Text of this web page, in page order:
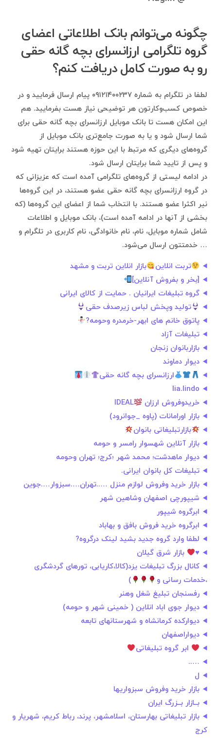
چگونه می‌توانم بانک اطلاعاتی اعضای
گروه تلگرامی ارزانسرای بچه گانه حقی
رو به صورت کامل دریافت کنم؟
لطفا در تلگرام به شماره ۰۹۱۲۱۴۰۰۲۳۷ پیام ارسال فرمایید و در
خصوص کسب‌وکارتون هر توضیحی نیاز هست بفرمایید. هم
این امکان هست تا بانک موبایل ارزانسرای بچه گانه حقی برای
شما ارسال شود و یا به صورت جامع‌تری بانک موبایل از
گروه‌های دیگری که مرتبط با این حوزه هستند برایتان تهیه شود
و پس از تایید شما برایتان ارسال شود.
در ادامه لیستی از گروه‌های تلگرامی آمده است که عزیزانی که
در گروه ارزانسرای بچه گانه حقی عضو هستند، در این گروه‌ها
نیر اکثرا عضو هستند. با انتخاب شما از اعضای این گروه‌ها (که
بخشی از آنها در ادامه آمده است)، بانک موبایل و اطلاعات
شامل شماره موبایل، نام، نام خانوادگی، نام کاربری در تلگرام و
… خدمتتون ارسال می‌شود.
تربت انلاین
بازار انلاین تربت و مشهد
[بخر و بفروش آنلاین]
گروه تبلیغات ایرانیان . حمایت از کالای ایرانی
تولید وپخش لباس زیرصدف حقی
پاتوق خانم های ابهر-خرمدره وحومه?
تبلیغات آزاد
بازاربانوان زنجان
دیوار دماوند
ارزانسرای بچه گانه حقی
lia.lindo
خریدوفروش ارزان
⁩IDEAL
بازار اورامانات (پاوه _جوانرود)
بازارتبلیغاتی بانوان
بازار آنلاین شهسوار رامسر و حومه
دیوار ماهدشت؛ محمد شهر ؛کرج؛ تهران وحومه
تبلیغات کل بانوان ایرانی.
بازار خرید وفروش لوازم منزل …..تهران….سبزوار….جوین
شیپورچی اصفهان وشاهین شهر
ابرگروه شيپور
ابرگروه خرید فروش بافق و بهاباد
لطفا وارد گروه جدید بشید لینک درگروه?
♥
بازار شرق گیلان
کانال بزرگ تبلیغات یزد(کالا،کاریابی، تورهای گردشگری
،خدمات رسانی و
)
رفسنجان تبلیغ شغل وهنر
دیوار جوی اباد انلاین ( خمینی شهر و حومه)
دیوارکده کرمانشاه و شهرستانهای تابعه
دیواراصفهان
ابر گروه تبلیغاتی
…..
ل
بازار خرید وفروش سبزواریها
بــازار بــزرگ ایران
بازار تبلیغاتی بهارستان، اسلامشهر، پرند، رباط کریم، شهریار و
کرج